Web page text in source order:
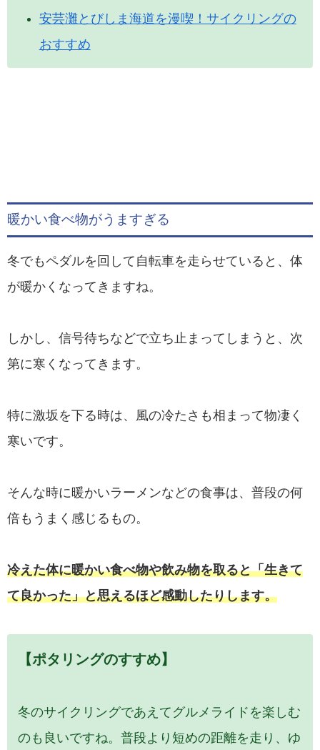
安芸灘とびしま海道を漫喫！サイクリングの
おすすめ
暖かい食べ物がうますぎる
冬でもペダルを回して自転車を走らせていると、体
が暖かくなってきますね。
しかし、信号待ちなどで立ち止まってしまうと、次
第に寒くなってきます。
特に激坂を下る時は、風の冷たさも相まって物凄く
寒いです。
そんな時に暖かいラーメンなどの食事は、普段の何
倍もうまく感じるもの。
冷えた体に暖かい食べ物や飲み物を取ると「生きて
て良かった」と思えるほど感動したりします。
【ポタリングのすすめ】
冬のサイクリングであえてグルメライドを楽しむ
のも良いですね。普段より短めの距離を走り、ゆ